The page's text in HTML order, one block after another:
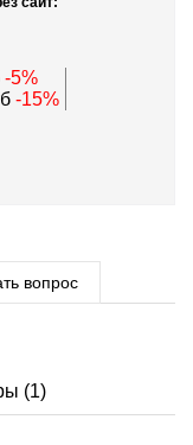
-5%
-15%
вопрос
(1)